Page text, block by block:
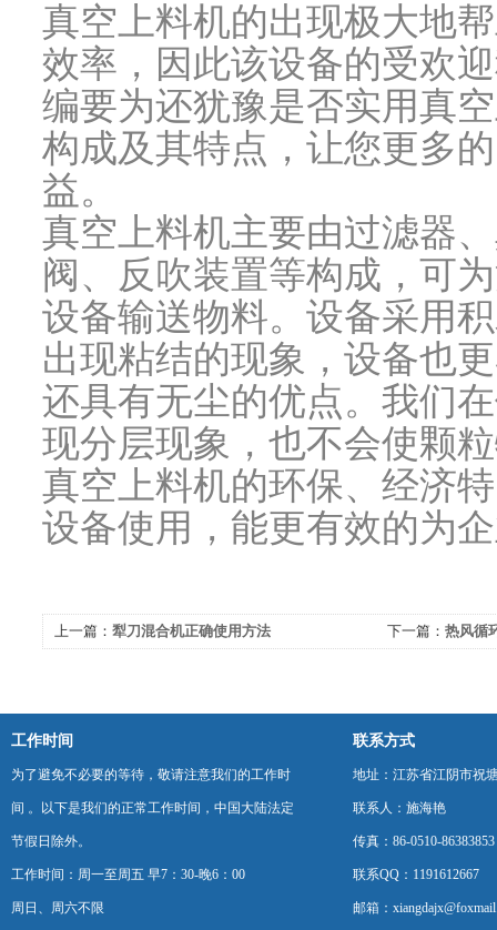
真空上料机的出现极大地
效率，因此该设备的受欢
编要为还犹豫是否实用真
构成及其特点，让您更多
益。
真空上料机主要由过滤器
阀、反吹装置等构成，可
设备输送物料。设备采用
出现粘结的现象，设备也
还具有无尘的优点。我们
现分层现象，也不会使颗
真空上料机的环保、经济
设备使用，能更有效的为
上一篇： 犁刀混合机正确使用方法 下一篇： 热风循
工作时间
为了避免不必要的等待，敬请注意我们的工作时
间 。以下是我们的正常工作时间，中国大陆法定
节假日除外。
工作时间：周一至周五 早7：30-晚6：00
周日、周六不限
联系方式
地址：江苏省江阴市祝
联系人：施海艳
传真：86-0510-86383853
联系QQ：1191612667
邮箱：